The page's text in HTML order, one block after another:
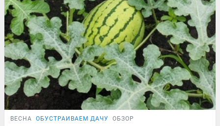
ВЕСНА ОБУСТРАИВАЕМ ДАЧУ ОБЗОР